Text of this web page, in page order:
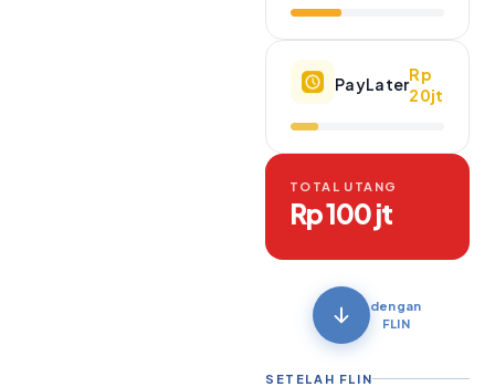
PayLater
Rp
20jt
TOTAL UTANG
Rp 100 jt
dengan
FLIN
SETELAH FLIN